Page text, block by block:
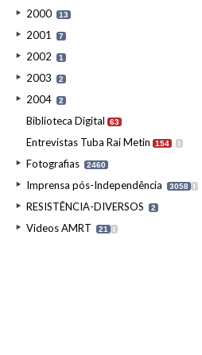
2000 13
2001 7
2002 1
2003 2
2004 2
Biblioteca Digital 63
Entrevistas Tuba Rai Metin 154 I
Fotografias 2460
Imprensa pós-Independência 3058 I
RESISTÊNCIA-DIVERSOS 2
Videos AMRT 21 I